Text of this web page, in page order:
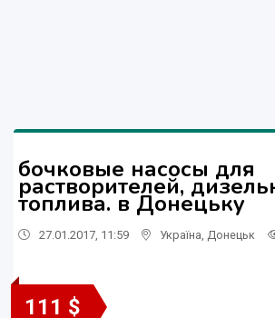
бочковые насосы для
растворителей,
топлива. в Донецьку
27.01.2017, 11:59 Україна Донецьк
111 $